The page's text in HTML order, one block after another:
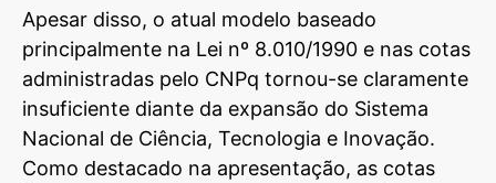
Apesar disso, o atual modelo baseado
principalmente na Lei nº 8.010/1990 e nas cotas
administradas pelo CNPq tornou-se claramente
insuficiente diante da expansão do Sistema
Nacional de Ciência, Tecnologia e Inovação.
Como destacado na apresentação, as cotas